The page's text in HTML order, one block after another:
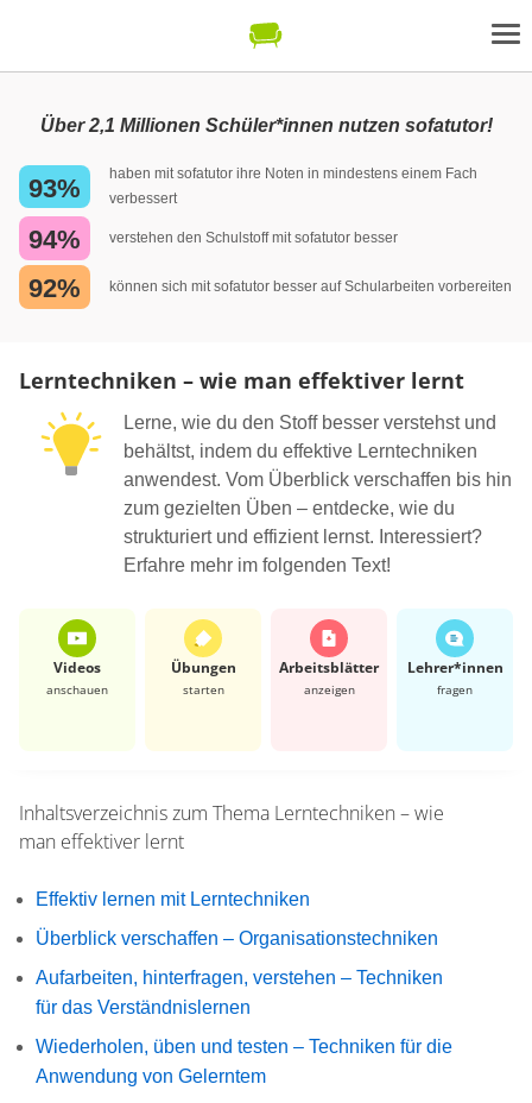
Über 2,1 Millionen Schüler*innen nutzen sofatutor!
93%
haben mit sofatutor ihre Noten in mindestens einem Fach
verbessert
94% verstehen den Schulstoff mit sofatutor besser
92% können sich mit sofatutor besser auf Schularbeiten vorbereiten
Lerntechniken – wie man effektiver lernt
Lerne, wie du den Stoff besser verstehst und
behältst, indem du effektive Lerntechniken
anwendest. Vom Überblick verschaffen bis hin
zum gezielten Üben – entdecke, wie du
strukturiert und effizient lernst. Interessiert?
Erfahre mehr im folgenden Text!
Videos
anschauen
Übungen
starten
Arbeits­blätter
anzeigen
Lehrer*​innen
fragen
Inhaltsverzeichnis zum Thema Lerntechniken – wie
man effektiver lernt
Effektiv lernen mit Lerntechniken
Überblick verschaffen – Organisationstechniken
Aufarbeiten, hinterfragen, verstehen – Techniken
für das Verständnislernen
Wiederholen, üben und testen – Techniken für die
Anwendung von Gelerntem